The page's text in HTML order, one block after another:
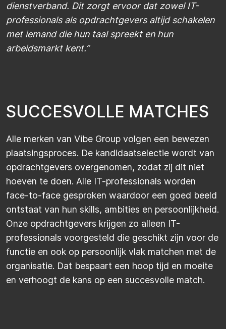
dienstverband. Dit zorgt ervoor dat zowel IT-
professionals als opdrachtgevers altijd schakelen
met iemand die hun taal spreekt en hun
arbeidsmarkt kent.”
SUCCESVOLLE MATCHES
Alle merken van Vibe Group volgen een bewezen
plaatsingsproces. De kandidaatselectie wordt van
opdrachtgevers overgenomen, zodat zij dit niet
hoeven te doen. Alle IT-professionals worden
face-to-face gesproken waardoor een goed beeld
ontstaat van hun skills, ambities en persoonlijkheid.
Onze opdrachtgevers krijgen zo alleen IT-
professionals voorgesteld die geschikt zijn voor de
functie en ook op persoonlijk vlak matchen met de
organisatie. Dat bespaart een hoop tijd en moeite
en verhoogt de kans op een succesvolle match.